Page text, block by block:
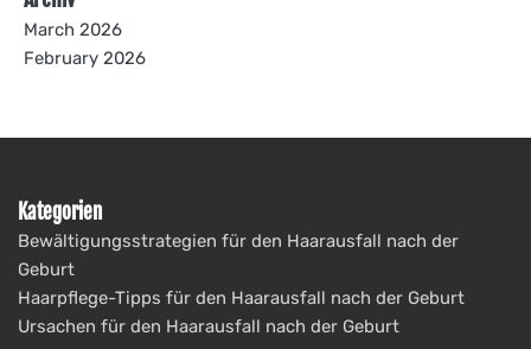
March 2026
February 2026
Kategorien
Bewältigungsstrategien für den Haarausfall nach der
Geburt
Haarpflege-Tipps für den Haarausfall nach der Geburt
Ursachen für den Haarausfall nach der Geburt